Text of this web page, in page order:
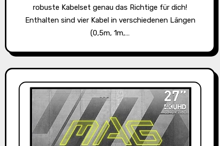
robuste Kabelset genau das Richtige für dich!
Enthalten sind vier Kabel in verschiedenen Längen
(0,5m, 1m,…